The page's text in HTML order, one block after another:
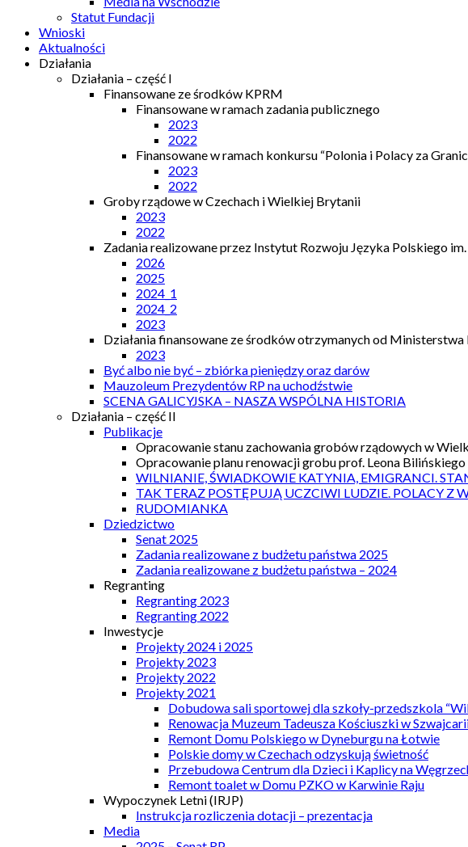
Statut Fundacji
Wnioski
Aktualności
Działania
Działania – część I
Finansowane ze środków KPRM
Finansowane w ramach zadania publicznego
2023
2022
Finansowane w ramach konkursu “Polonia i Polacy za
2023
2022
Groby rządowe w Czechach i Wielkiej Brytanii
2023
2022
Zadania realizowane przez Instytut Rozwoju Języka Polskiego
2026
2025
2024_1
2024_2
2023
Działania finansowane ze środków otrzymanych od
2023
Być albo nie być – zbiórka pieniędzy oraz darów
Mauzoleum Prezydentów RP na uchodźstwie
SCENA GALICYJSKA – NASZA WSPÓLNA HISTORIA
Działania – część II
Publikacje
Opracowanie stanu zachowania grobów rządowych w
Opracowanie planu renowacji grobu prof. Leona Bilińskiego
WILNIANIE, ŚWIADKOWIE KATYNIA, EMIGRANCI.
TAK TERAZ POSTĘPUJĄ UCZCIWI LUDZIE. POLACY Z
RUDOMIANKA
Dziedzictwo
Senat 2025
Zadania realizowane z budżetu państwa 2025
Zadania realizowane z budżetu państwa – 2024
Regranting
Regranting 2023
Regranting 2022
Inwestycje
Projekty 2024 i 2025
Projekty 2023
Projekty 2022
Projekty 2021
Dobudowa sali sportowej dla szkoły-przedszkola
Renowacja Muzeum Tadeusza Kościuszki w
Remont Domu Polskiego w Dyneburgu na Łotwie
Polskie domy w Czechach odzyskują świetność
Przebudowa Centrum dla Dzieci i Kaplicy na
Remont toalet w Domu PZKO w Karwinie Raju
Wypoczynek Letni (IRJP)
Instrukcja rozliczenia dotacji – prezentacja
Media